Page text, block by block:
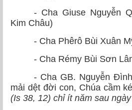
- Cha Giuse Nguyễn
Kim Châu)
- Cha Phêrô Bùi Xuân
- Cha Rémy Bùi Sơn
- Cha GB. Nguyễn
mải dệt đời con, Chúa cầm
(Is 38, 12) chỉ ít năm sau